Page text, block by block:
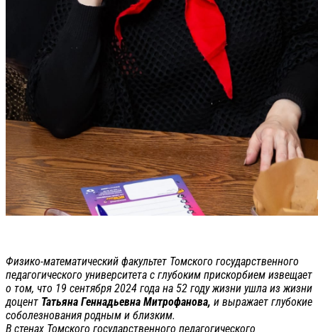
Физико-математический факультет Томского государственного
педагогического университета с глубоким прискорбием извещает
о том, что 19 сентября 2024 года на 52 году жизни ушла из жизни
доцент Татьяна Геннадьевна Митрофанова, и выражает глубокие
соболезнования родным и близким.
В стенах Томского государственного педагогического